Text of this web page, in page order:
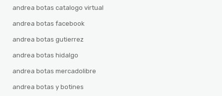
andrea botas catalogo virtual
andrea botas facebook
andrea botas gutierrez
andrea botas hidalgo
andrea botas mercadolibre
andrea botas y botines